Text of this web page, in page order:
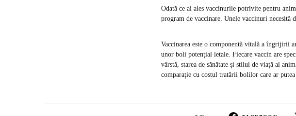
Odată ce ai ales vaccinurile potrivite pentru
program de vaccinare. Unele vaccinuri
Vaccinarea este o componentă vitală a îngrijirii
unor boli potențial letale. Fiecare vaccin are
vârstă, starea de sănătate și stilul de viață al
comparație cu costul tratării bolilor care ar